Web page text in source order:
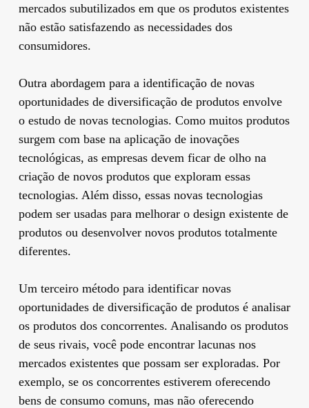
mercados subutilizados em que os produtos existentes
não estão satisfazendo as necessidades dos
consumidores.
Outra abordagem para a identificação de novas
oportunidades de diversificação de produtos envolve
o estudo de novas tecnologias. Como muitos produtos
surgem com base na aplicação de inovações
tecnológicas, as empresas devem ficar de olho na
criação de novos produtos que exploram essas
tecnologias. Além disso, essas novas tecnologias
podem ser usadas para melhorar o design existente de
produtos ou desenvolver novos produtos totalmente
diferentes.
Um terceiro método para identificar novas
oportunidades de diversificação de produtos é analisar
os produtos dos concorrentes. Analisando os produtos
de seus rivais, você pode encontrar lacunas nos
mercados existentes que possam ser exploradas. Por
exemplo, se os concorrentes estiverem oferecendo
bens de consumo comuns, mas não oferecendo